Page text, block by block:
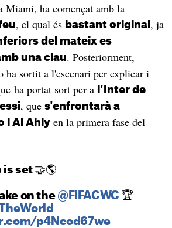
Miami, ha començat amb la
, el qual és bastant original , ja
del mateix es
una clau. Posteriorment,
ha sortit a l'escenari per explicar i
ha portat sort per a
l'Inter de
, que s'enfrontarà a
i Al Ahlyen la primera fase del
set 🤝🌎
on the @FIFACWC 🏆
p4Ncod67we